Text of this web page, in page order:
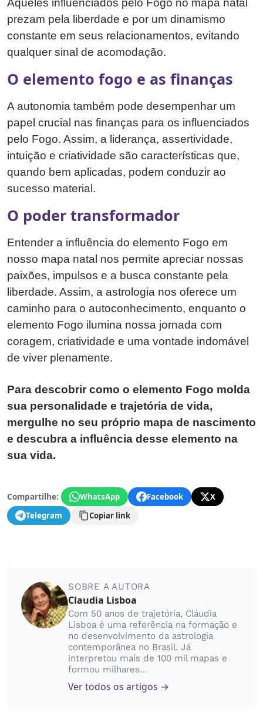
Aqueles influenciados pelo Fogo no mapa natal
prezam pela liberdade e por um dinamismo
constante em seus relacionamentos, evitando
qualquer sinal de acomodação.
O elemento fogo e as finanças
A autonomia também pode desempenhar um
papel crucial nas finanças para os influenciados
pelo Fogo. Assim, a liderança, assertividade,
intuição e criatividade são características que,
quando bem aplicadas, podem conduzir ao
sucesso material.
O poder transformador
Entender a influência do elemento Fogo em
nosso mapa natal nos permite apreciar nossas
paixões, impulsos e a busca constante pela
liberdade. Assim, a astrologia nos oferece um
caminho para o autoconhecimento, enquanto o
elemento Fogo ilumina nossa jornada com
coragem, criatividade e uma vontade indomável
de viver plenamente.
Para descobrir como o elemento Fogo molda
sua personalidade e trajetória de vida,
mergulhe no seu próprio mapa de nascimento
e descubra a influência desse elemento na
sua vida.
Compartilhe: WhatsApp Facebook
X
Telegram
Copiar link
SOBRE A AUTORA
Claudia Lisboa
Com 50 anos de trajetória, Cláudia
Lisboa é uma referência na formação e
no desenvolvimento da astrologia
contemporânea no Brasil. Já
interpretou mais de 100 mil mapas e
formou milhares...
Ver todos os artigos →